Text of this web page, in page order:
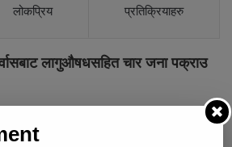
लोकप्रिय प्रतिक्रियाहरु
लागुऔषधसहित चार जना पक्राउ
मूल्य तोलामा चार हजार आठ सयले वृद्धि